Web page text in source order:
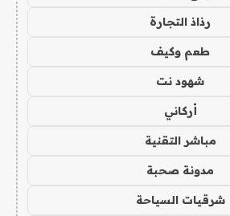
رذاذ التجارة
طعم وكيف
شهود نت
أركاني
مباشر التقنية
مدونة صحبة
شرقيات السياحة